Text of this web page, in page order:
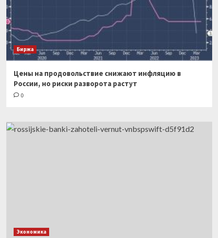
Биржа
Цены на продовольствие снижают инфляцию в
России, но риски разворота растут
0
Экономика